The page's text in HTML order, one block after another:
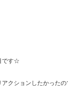
です☆
クションしたかったの